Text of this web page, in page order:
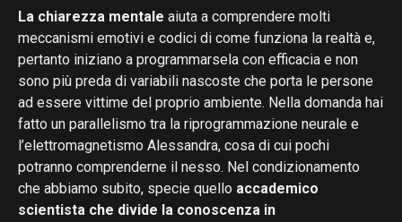
La chiarezza mentale aiuta a comprendere molti
meccanismi emotivi e codici di come funziona la realtà e,
pertanto iniziano a programmarsela con efficacia e non
sono più preda di variabili nascoste che porta le persone
ad essere vittime del proprio ambiente. Nella domanda hai
fatto un parallelismo tra la riprogrammazione neurale e
l’elettromagnetismo Alessandra, cosa di cui pochi
potranno comprenderne il nesso. Nel condizionamento
che abbiamo subito, specie quello accademico
scientista che divide la conoscenza in